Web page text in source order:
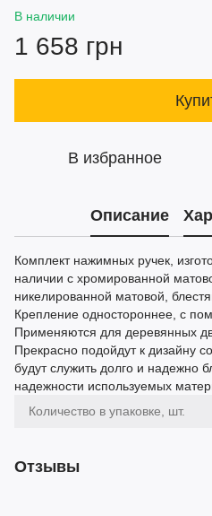
В наличии
1 658 грн
В избранное
Описание
Комплект нажимных ручек,
наличии с хромированной
никелированной матовой,
Крепление одностороннее, с
Применяются для деревянных
Прекрасно подойдут к дизайну
будут служить долго и надежно
надежности используемых
Количество в упаковке, шт.
Отзывы